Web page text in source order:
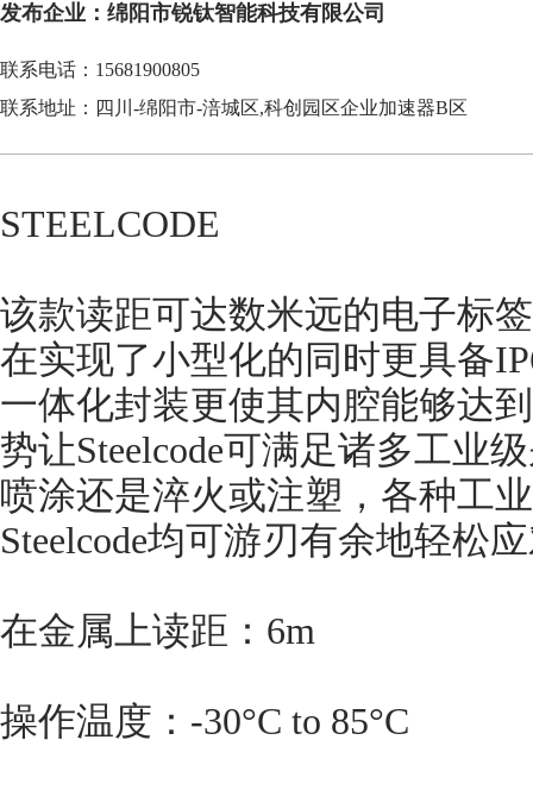
发布企业：绵阳市锐钛智能科技有限公司
联系电话：15681900805
联系地址：四川-绵阳市-涪城区,科创园区企业加速器B区
STEELCODE
该款读距可达数米远的电子标
在实现了小型化的同时更具备
一体化封装更使其内腔能够达
势让Steelcode可满足诸多工业
喷涂还是淬火或注塑，各种工
Steelcode均可游刃有余地轻松
在金属上读距：6m
操作温度：-30°C to 85°C